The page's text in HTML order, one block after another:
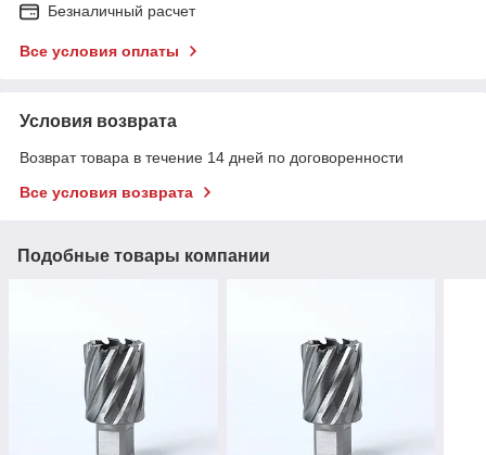
Безналичный расчет
Все условия оплаты
Условия возврата
Возврат товара в течение 14 дней по договоренности
Все условия возврата
Подобные товары компании